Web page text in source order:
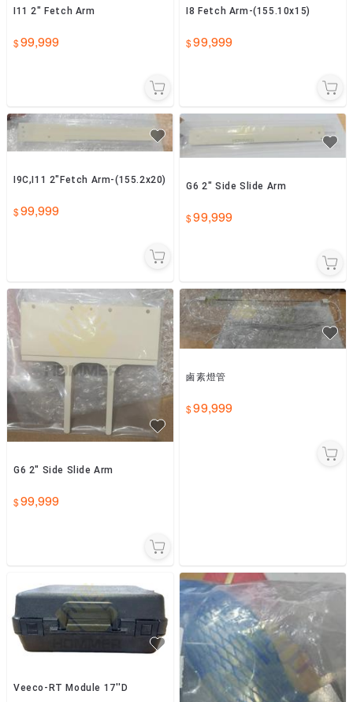
I11 2" Fetch Arm
99,999
I8 Fetch Arm-(155.10x15)
99,999
I9C,I11 2"Fetch Arm-(155.2x20)
99,999
G6 2" Side Slide Arm
99,999
G6 2" Side Slide Arm
99,999
鹵素燈管
99,999
Veeco-RT Module 17''D